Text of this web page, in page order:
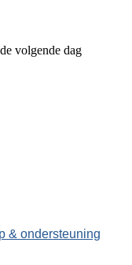
volgende dag
& ondersteuning